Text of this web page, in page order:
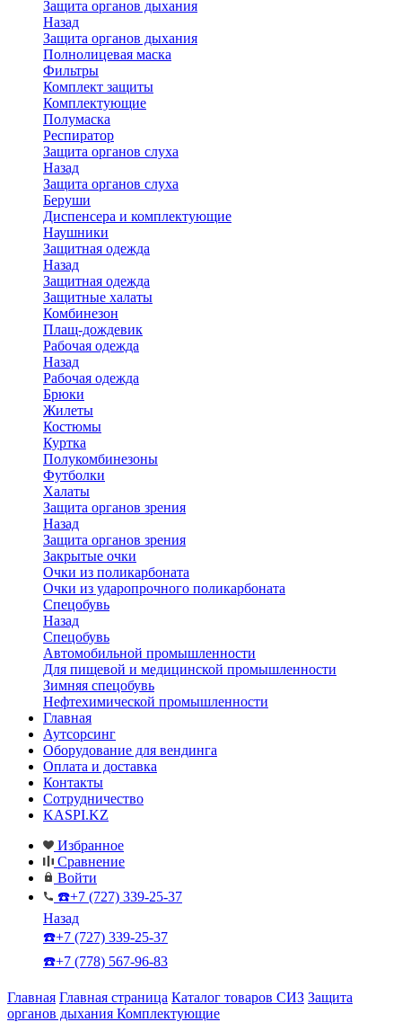
Защита органов дыхания
Назад
Защита органов дыхания
Полнолицевая маска
Фильтры
Комплект защиты
Комплектующие
Полумаска
Респиратор
Защита органов слуха
Назад
Защита органов слуха
Беруши
Диспенсера и комплектующие
Наушники
Защитная одежда
Назад
Защитная одежда
Защитные халаты
Комбинезон
Плащ-дождевик
Рабочая одежда
Назад
Рабочая одежда
Брюки
Жилеты
Костюмы
Куртка
Полукомбинезоны
Футболки
Халаты
Защита органов зрения
Назад
Защита органов зрения
Закрытые очки
Очки из поликарбоната
Очки из ударопрочного поликарбоната
Спецобувь
Назад
Спецобувь
Автомобильной промышленности
Для пищевой и медицинской промышленности
Зимняя спецобувь
Нефтехимической промышленности
Главная
Аутсорсинг
Оборудование для вендинга
Оплата и доставка
Контакты
Сотрудничество
KASPI.KZ
Избранное
Сравнение
Войти
☎️+7 (727) 339-25-37
Назад
☎️+7 (727) 339-25-37
☎️+7 (778) 567-96-83
Главная Главная страница Каталог товаров СИЗ Защита
органов дыхания Комплектующие